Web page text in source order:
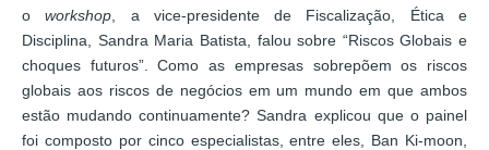
oworkshop , a vice-presidente de Fiscalização, Ética e
Disciplina, Sandra Maria Batista, falou sobre “Riscos Globais e
choques futuros”. Como as empresas sobrepõem os riscos
globais aos riscos de negócios em um mundo em que ambos
estão mudando continuamente? Sandra explicou que o painel
foi composto por cinco especialistas, entre eles, Ban Ki-moon,